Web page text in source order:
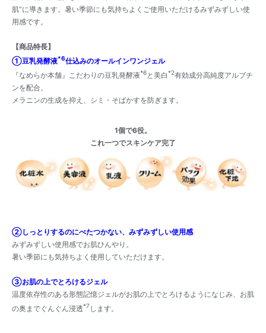
肌”に導きます。暑い季節にも気持ちよくご使用いただけるみずみずしい使
用感です。
【商品特長】
①豆乳発酵液*6仕込みのオールインワンジェル
『なめらか本舗』こだわりの豆乳発酵液*6と美白*2有効成分高純度アルブチ
ンを配合。
メラニンの生成を抑え、シミ・そばかすを防ぎます。
1個で6役。
これ一つでスキンケア完了
②しっとりするのにべたつかない、みずみずしい使用感
みずみずしい使用感でお肌ひんやり。
暑い季節にも気持ちよく使用していただけます。
③お肌の上でとろけるジェル
温度依存性のある形態記憶ジェルがお肌の上でとろけるようになじみ、お肌
の奥までぐんぐん浸透*7 します。